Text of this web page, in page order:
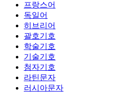
프랑스어
독일어
히브리어
괄호기호
학술기호
기술기호
첨자기호
라틴문자
러시아문자